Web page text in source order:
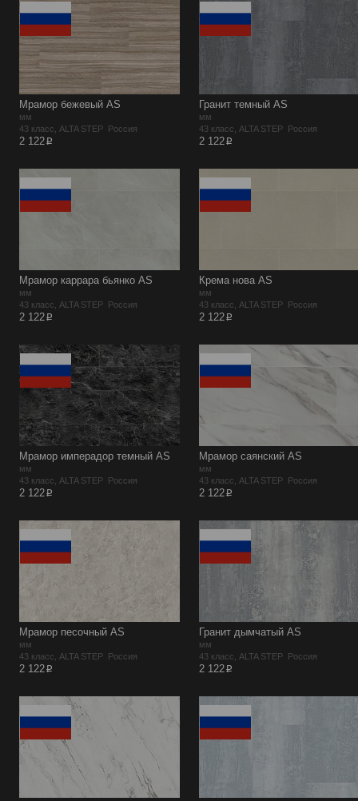
Мрамор бежевый AS
мм
43 класс, ALTA STEP Россия
2 122p
Гранит темный AS
мм
43 класс, ALTA STEP Россия
2 122p
Мрамор каррара бьянко AS
мм
43 класс, ALTA STEP Россия
2 122p
Крема нова AS
мм
43 класс, ALTA STEP Россия
2 122p
Мрамор имперадор темный AS
мм
43 класс, ALTA STEP Россия
2 122p
Мрамор саянский AS
мм
43 класс, ALTA STEP Россия
2 122p
Мрамор песочный AS
мм
43 класс, ALTA STEP Россия
2 122p
Гранит дымчатый AS
мм
43 класс, ALTA STEP Россия
2 122p